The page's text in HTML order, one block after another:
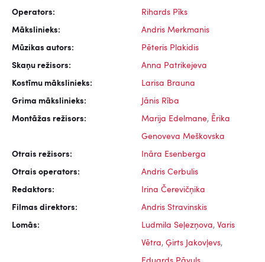
Operators: Rihards Pīks
Mākslinieks: Andris Merkmanis
Mūzikas autors: Pēteris Plakidis
Skaņu režisors: Anna Patrikejeva
Kostīmu mākslinieks: Larisa Brauna
Grima mākslinieks: Jānis Rība
Montāžas režisors: Marija Edelmane, Ērika
Genoveva Meškovska
Otrais režisors: Ināra Esenberga
Otrais operators: Andris Cerbulis
Redaktors: Irina Čerevičņika
Filmas direktors: Andris Stravinskis
Lomās: Ludmila Seļezņova, Varis
Vētra, Ģirts Jakovļevs,